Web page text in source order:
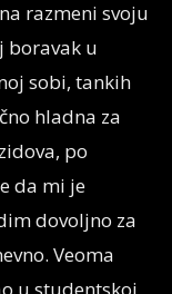
razmeni svoju
boravak u
sobi, tankih
hladna za
po
da mi je
dovoljno za
Veoma